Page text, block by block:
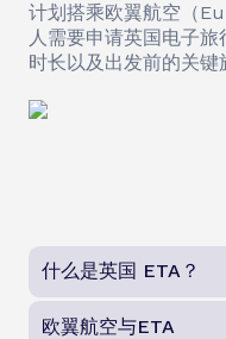
计划搭乘欧翼航空（
人需要申请英国电子
时长以及出发前的关键
什么是英国 ETA？
欧翼航空与ETA